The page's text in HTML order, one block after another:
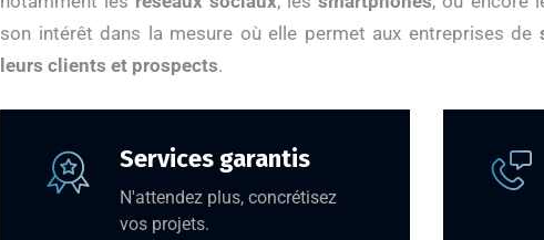
son intérêt dans la mesure où elle permet aux entreprises de
leurs clients et prospects.
Services garantis
N'attendez plus, concrétisez
vos projets.